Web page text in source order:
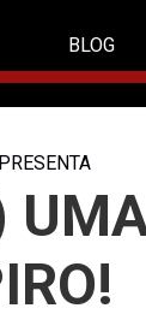
BLOG